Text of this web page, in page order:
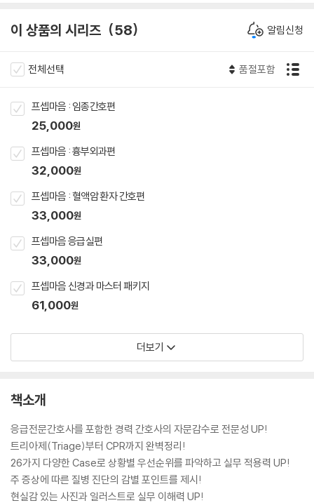
이 상품의 시리즈 58 알림신청
전체선택 품절포함
프셉마음 : 임종간호편
25,000원
프셉마음 : 흉부외과편
32,000원
프셉마음 : 혈액암 환자 간호편
33,000원
프셉마음 응급실편
33,000원
프셉마음 신경과 마스터 패키지
61,000원
더보기
책소개
응급전문간호사를 포함한 경력 간호사의 자문감수로 전문성 UP!
트리아제(Triage)부터 CPR까지 완벽정리!
26가지 다양한 Case로 상황별 우선순위를 파악하고 실무 적용력 UP!
주 증상에 따른 질병 진단의 감별 포인트를 제시!
현실감 있는 사진과 일러스트로 실무 이해력 UP!